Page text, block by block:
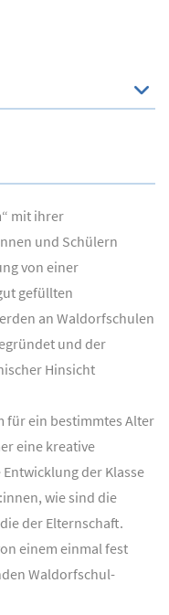
mit ihrer
und Schülern
von einer
gefüllten
an Waldorfschulen
und der
Hinsicht
für ein bestimmtes Alter
eine kreative
der Klasse
wie sind die
der Elternschaft.
einem einmal fest
Waldorfschul-